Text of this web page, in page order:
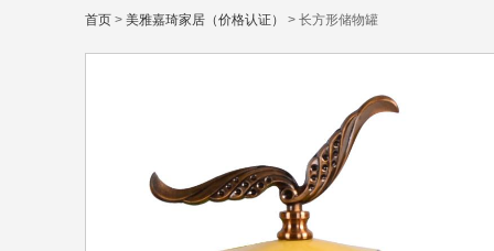
首页 > 美雅嘉琦家居（价格认证） > 长方形储物罐